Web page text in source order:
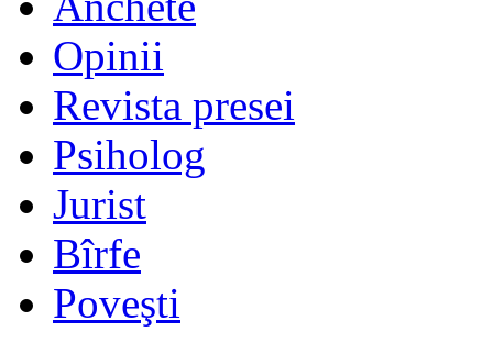
Opinii
Revista presei
Psiholog
Jurist
Bîrfe
Poveşti